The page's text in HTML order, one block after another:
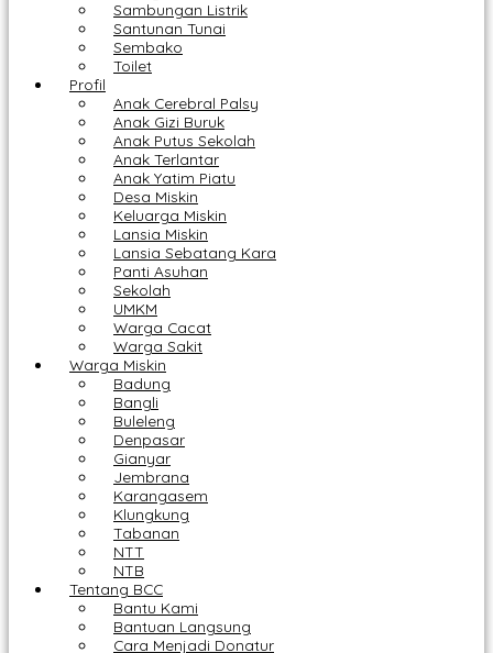
Sambungan Listrik
Santunan Tunai
Sembako
Toilet
Profil
Anak Cerebral Palsy
Anak Gizi Buruk
Anak Putus Sekolah
Anak Terlantar
Anak Yatim Piatu
Desa Miskin
Keluarga Miskin
Lansia Miskin
Lansia Sebatang Kara
Panti Asuhan
Sekolah
UMKM
Warga Cacat
Warga Sakit
Warga Miskin
Badung
Bangli
Buleleng
Denpasar
Gianyar
Jembrana
Karangasem
Klungkung
Tabanan
NTT
NTB
Tentang BCC
Bantu Kami
Bantuan Langsung
Cara Menjadi Donatur